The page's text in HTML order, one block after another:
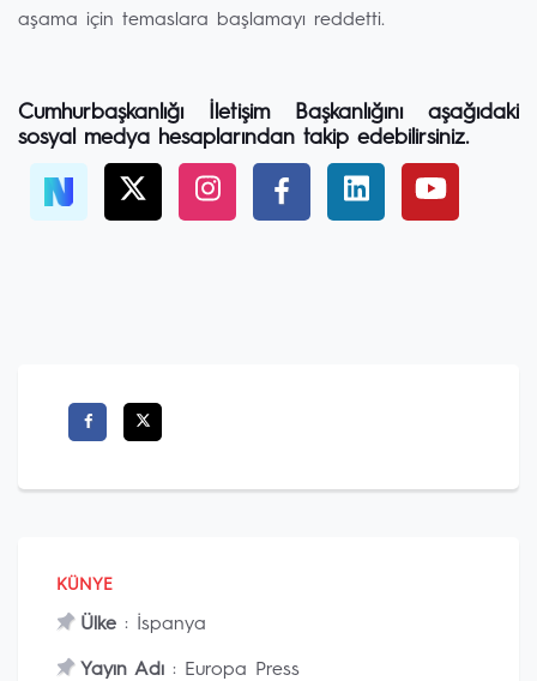
aşama için temaslara başlamayı reddetti.
Cumhurbaşkanlığı İletişim Başkanlığını aşağıdaki
sosyal medya hesaplarından takip edebilirsiniz.
KÜNYE
Ülke : İspanya
Yayın Adı : Europa Press